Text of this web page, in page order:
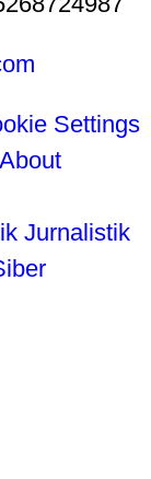
Settings
About
Jurnalistik